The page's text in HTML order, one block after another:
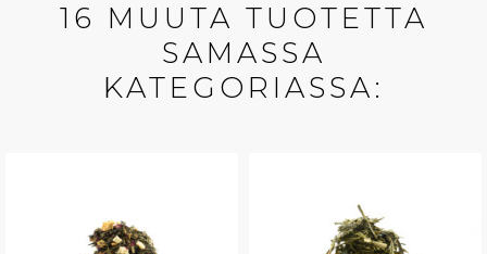
16 MUUTA TUOTETTA
SAMASSA
KATEGORIASSA: